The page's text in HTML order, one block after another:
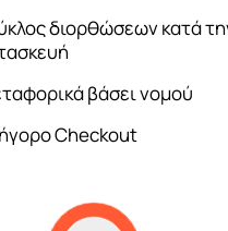
διορθώσεων κατά
βάσει νομού
Checkout